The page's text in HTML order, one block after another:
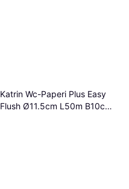
Katrin Wc-Paperi Plus Easy
Flush Ø11.5cm L50m B10cm